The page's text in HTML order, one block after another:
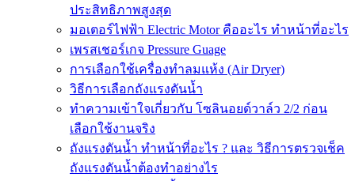
ประสิทธิภาพสูงสุด
มอเตอร์ไฟฟ้า Electric Motor คืออะไร ทำหน้าที่อะไร
เพรสเชอร์เกจ Pressure Guage
การเลือกใช้เครื่องทำลมแห้ง (Air Dryer)
วิธีการเลือกถังแรงดันน้ำ
ทำความเข้าใจเกี่ยวกับ โซลินอยด์วาล์ว 2/2 ก่อน
เลือกใช้งานจริง
ถังแรงดันน้ำ ทำหน้าที่อะไร ? และ วิธีการตรวจเช็ค
ถังแรงดันน้ำต้องทำอย่างไร